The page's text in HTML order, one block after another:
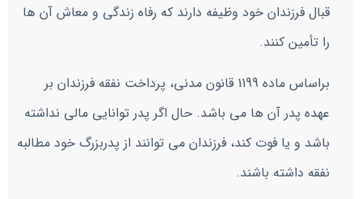
قبال فرزندان خود وظیفه دارند که رفاه زندگی و معاش آن ها
را تأمین کنند.
براساس ماده 1199 قانون مدنی، پرداخت نفقه فرزندان بر
عهده پدر آن ها می باشد. حال اگر پدر توانایی مالی نداشته
باشد و یا فوت کند، فرزندان می توانند از پدربزرگ خود مطالبه
نفقه داشته باشند.